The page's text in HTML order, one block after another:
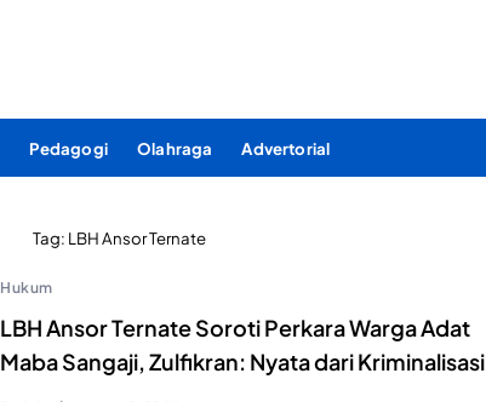
Pedagogi Olahraga Advertorial
Tag: LBH Ansor Ternate
Hukum
LBH Ansor Ternate Soroti Perkara Warga Adat
Maba Sangaji, Zulfikran: Nyata dari Kriminalisasi